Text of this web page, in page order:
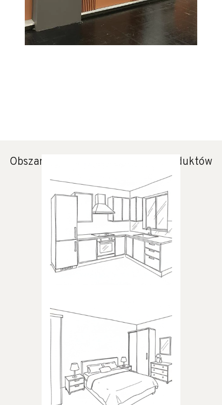
Obszary zastosowania naszych produktów
KUCHNIA
Produkty dedykowane do
kuchni
Produkty dedykowane do
sypialni